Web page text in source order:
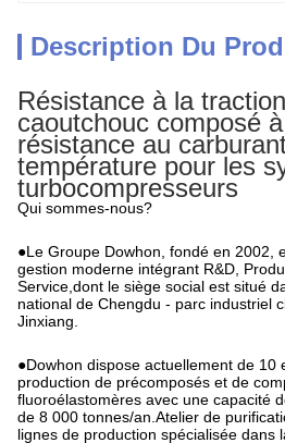
Description Du
Résistance à la
caoutchouc composé
résistance au
température pour les
turbocompresseurs
Qui sommes-nous?
●Le Groupe Dowhon, fondé en 2002,
gestion moderne intégrant R&D,
Service,dont le siège social est situé
national de Chengdu - parc industriel
Jinxiang.
●Dowhon dispose actuellement de 10
production de précomposés et de
fluoroélastomères avec une capacité
de 8 000 tonnes/an.Atelier de
lignes de production spécialisée dans